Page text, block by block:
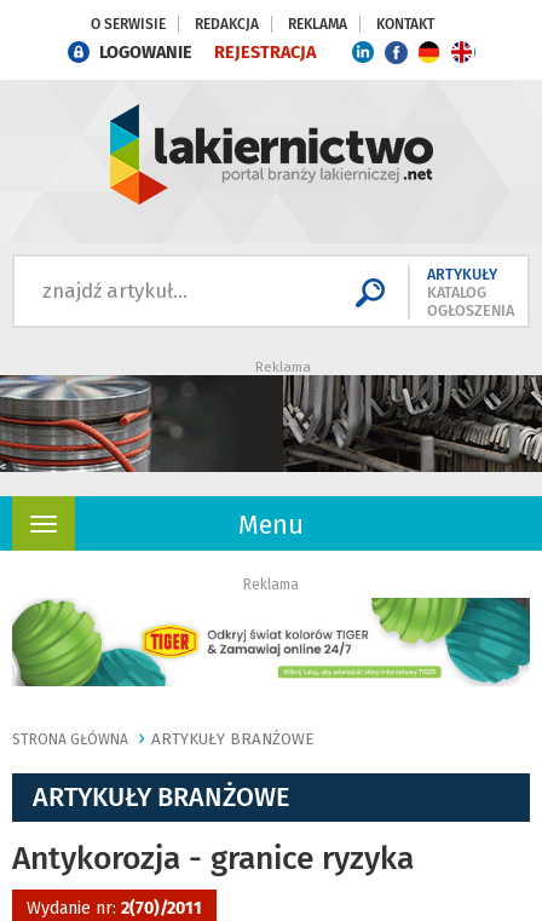
O SERWISIE REDAKCJA REKLAMA KONTAKT
LOGOWANIE REJESTRACJA
ARTYKUŁY
KATALOG
OGŁOSZENIA
Reklama
Menu
Rozwiń
Reklama
STRONA GŁÓWNA ARTYKUŁY BRANŻOWE
ARTYKUŁY BRANŻOWE
Antykorozja - granice ryzyka
Wydanie nr: 2(70)/2011